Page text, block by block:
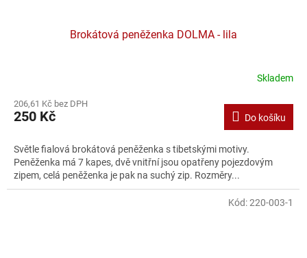
Brokátová peněženka DOLMA - lila
Skladem
206,61 Kč bez DPH
250 Kč Do košíku
Světle fialová brokátová peněženka s tibetskými motivy.
Peněženka má 7 kapes, dvě vnitřní jsou opatřeny pojezdovým
zipem, celá peněženka je pak na suchý zip. Rozměry...
Kód:220-003-1